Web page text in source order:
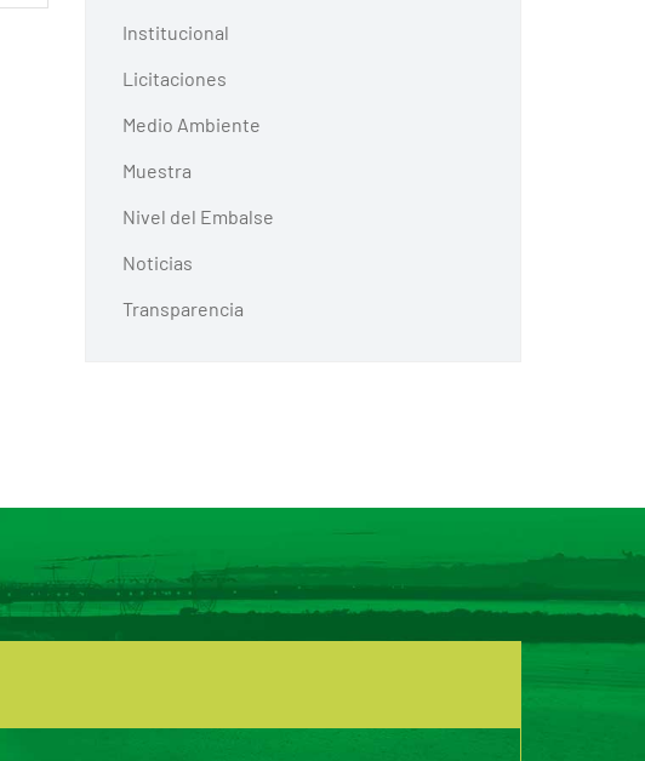
Institucional
Licitaciones
Medio Ambiente
Muestra
Nivel del Embalse
Noticias
Transparencia